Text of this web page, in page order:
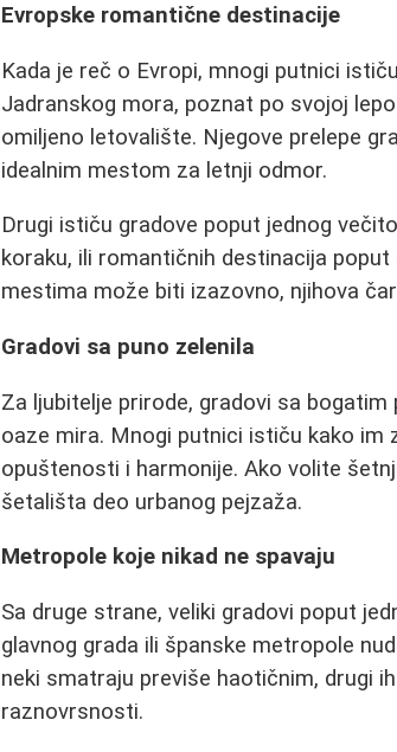
Evropske romantične destinacije
Kada je reč o Evropi, mnogi putnici
Jadranskog mora, poznat po svojoj
omiljeno letovalište. Njegove prelepe
idealnim mestom za letnji odmor.
Drugi ističu gradove poput jednog
koraku, ili romantičnih destinacija
mestima može biti izazovno, njihova
Gradovi sa puno zelenila
Za ljubitelje prirode, gradovi sa
oaze mira. Mnogi putnici ističu kako im
opuštenosti i harmonije. Ako volite
šetališta deo urbanog pejzaža.
Metropole koje nikad ne spavaju
Sa druge strane, veliki gradovi poput
glavnog grada ili španske metropole
neki smatraju previše haotičnim, drugi
raznovrsnosti.